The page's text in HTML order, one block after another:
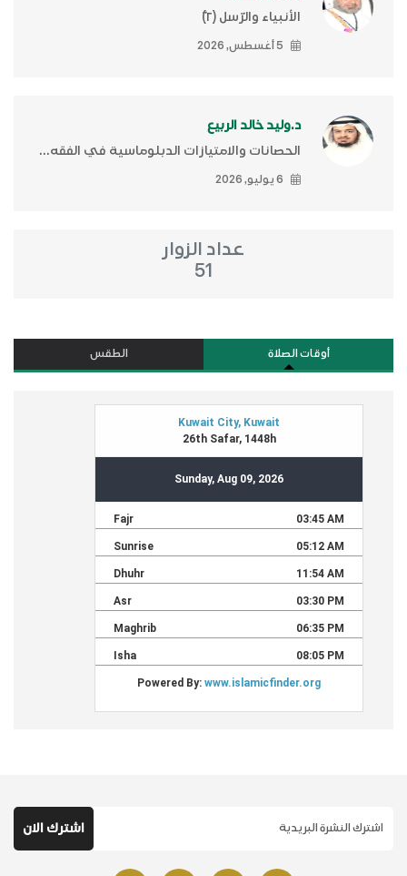
الأنبياء والرّسل (٢)ّ
5 أغسطس, 2026
د.وليد خالد الربيع
الحصانات والامتيازات الدبلوماسية في الفقه...
6 يوليو, 2026
عداد الزوار
51
أوقات الصلاة الطقس